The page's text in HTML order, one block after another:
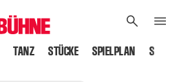
TANZ STÜCKE SPIELPLAN